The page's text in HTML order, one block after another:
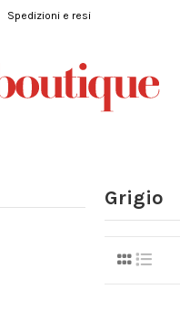
Spedizioni e resi
Grigio